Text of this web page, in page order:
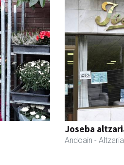
Joseba
Andoain -